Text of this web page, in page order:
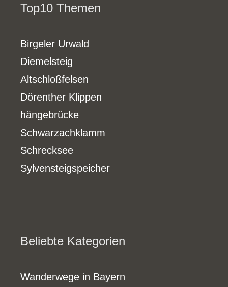
Top10 Themen
Birgeler Urwald
Diemelsteig
Altschloßfelsen
Dörenther Klippen
hängebrücke
Schwarzachklamm
Schrecksee
Sylvensteigspeicher
Beliebte Kategorien
Wanderwege in Bayern